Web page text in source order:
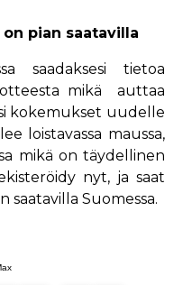
on pian saatavilla
saadaksesi tietoa
mikä auttaa
kokemukset uudelle
loistavassa maussa,
mikä on täydellinen
nyt, ja saat
saatavilla Suomessa.